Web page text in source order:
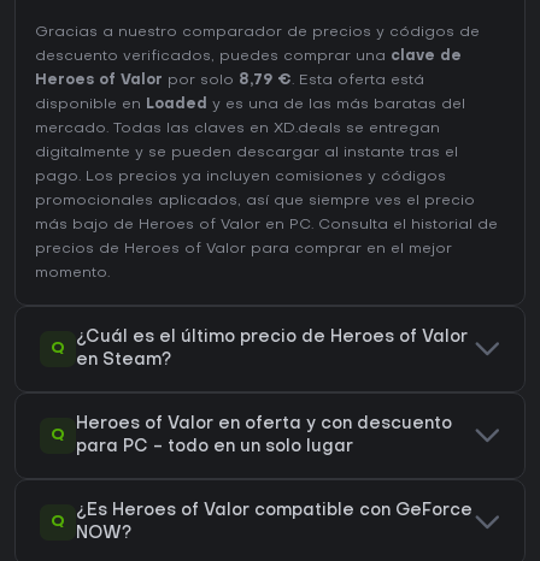
Gracias a nuestro comparador de precios y códigos de
descuento verificados, puedes comprar una clave de
Heroes of Valor por solo 8,79 €. Esta oferta está
disponible en Loaded y es una de las más baratas del
mercado. Todas las claves en XD.deals se entregan
digitalmente y se pueden descargar al instante tras el
pago. Los precios ya incluyen comisiones y códigos
promocionales aplicados, así que siempre ves el precio
más bajo de Heroes of Valor en PC. Consulta el
historial de
precios de Heroes of Valor para comprar en el mejor
momento.
Q
¿Cuál es el último precio de Heroes of Valor
en Steam?
Q
Heroes of Valor en oferta y con descuento
para PC - todo en un solo lugar
Q
¿Es Heroes of Valor compatible con GeForce
NOW?